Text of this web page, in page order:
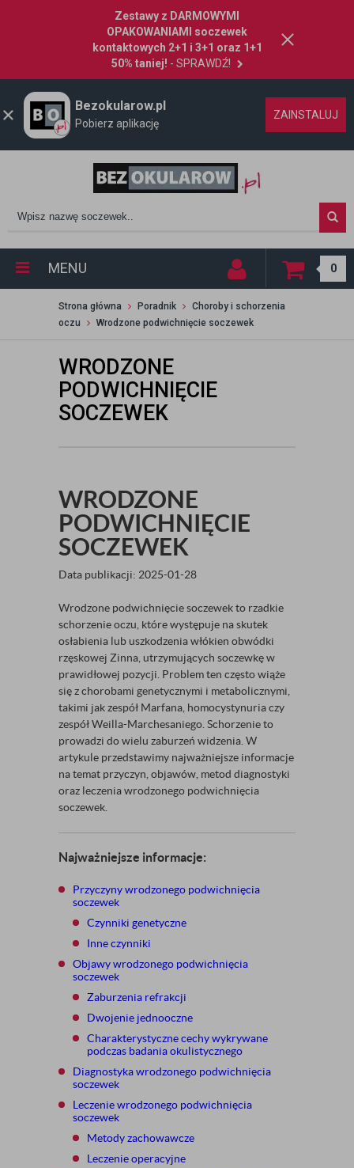
Zestawy z DARMOWYMI
OPAKOWANIAMI soczewek
kontaktowych 2+1 i 3+1 oraz 1+1
50% taniej! - SPRAWDŹ!
Bezokularow.pl
Pobierz aplikację
ZAINSTALUJ
MENU 0
Strona główna Poradnik
Choroby i schorzenia
oczu
Wrodzone podwichnięcie soczewek
WRODZONE
PODWICHNIĘCIE
SOCZEWEK
WRODZONE
PODWICHNIĘCIE
SOCZEWEK
Data publikacji: 2025-01-28
Wrodzone podwichnięcie soczewek to rzadkie
schorzenie oczu, które występuje na skutek
osłabienia lub uszkodzenia włókien obwódki
rzęskowej Zinna, utrzymujących soczewkę w
prawidłowej pozycji. Problem ten często wiąże
się z chorobami genetycznymi i metabolicznymi,
takimi jak zespół Marfana, homocystynuria czy
zespół Weilla-Marchesaniego. Schorzenie to
prowadzi do wielu zaburzeń widzenia. W
artykule przedstawimy najważniejsze informacje
na temat przyczyn, objawów, metod diagnostyki
oraz leczenia wrodzonego podwichnięcia
soczewek.
Najważniejsze informacje:
Przyczyny wrodzonego podwichnięcia
soczewek
Czynniki genetyczne
Inne czynniki
Objawy wrodzonego podwichnięcia
soczewek
Zaburzenia refrakcji
Dwojenie jednooczne
Charakterystyczne cechy wykrywane
podczas badania okulistycznego
Diagnostyka wrodzonego podwichnięcia
soczewek
Leczenie wrodzonego podwichnięcia
soczewek
Metody zachowawcze
Leczenie operacyjne